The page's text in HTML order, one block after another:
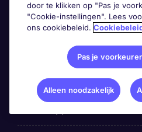
Handige informatie
Google Rating
door te klikken op "Pas je
"Cookie-instellingen". Lees
ons cookiebeleid.
Pas je
Alleen noodzakelijk